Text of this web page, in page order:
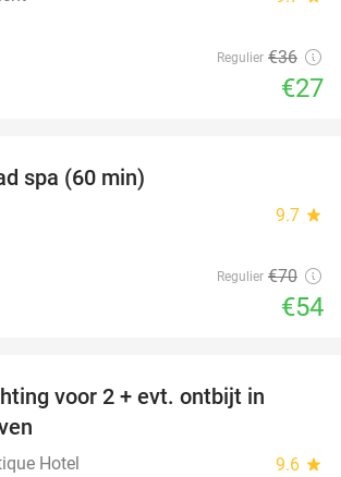
Regulier €36
€27
spa (60 min)
9.7 star
Regulier €70
€54
voor 2 + evt. ontbijt in
Hotel 9.6 star